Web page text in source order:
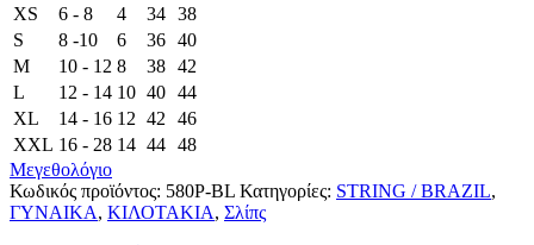
XS
6 - 8 4 34 38
S
8 -10 6 36 40
M
10 - 12 8 38 42
L
12 - 14 10 40 44
XL
14 - 16 12 42
46
XXL 16 - 28 14 44 48
Μεγεθολόγιο
Κωδικός προϊόντος: 580P-BL Κατηγορίες: STRING / BRAZIL,
ΓΥΝΑΙΚΑ, ΚΙΛΟΤΑΚΙΑ, Σλίπς